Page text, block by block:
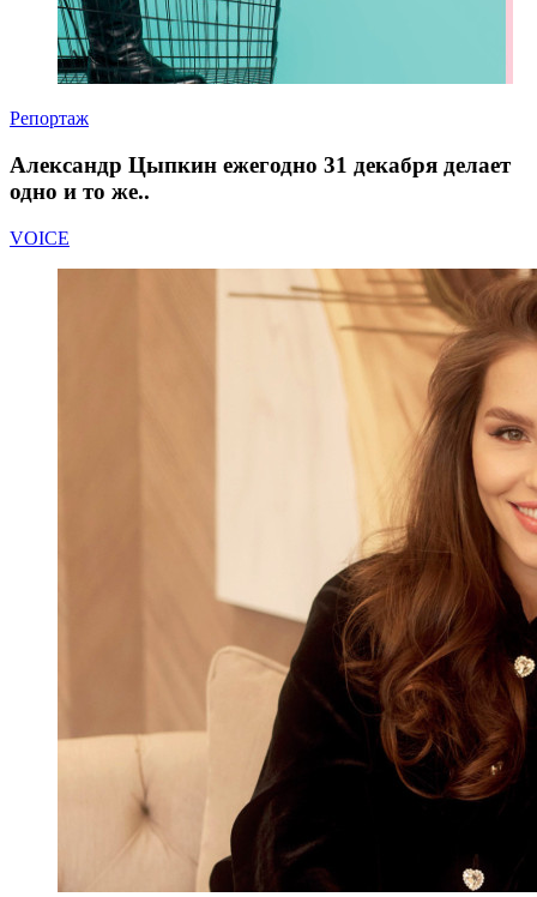
Репортаж
Александр Цыпкин ежегодно 31 декабря делает
одно и то же..
VOICE